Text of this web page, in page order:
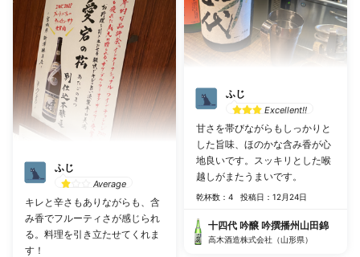
ふじ
Average
キレと辛さもありながらも、含
み香でフルーティさが感じられ
る。料理を引き立たせてくれま
す！
ふじ
Excellent!!
甘さを帯びながらもしっかりと
した旨味、ほのかな含み香が心
地良いです。スッキリとした喉
越しがまたうまいです。
乾杯数：4 投稿日：12月24日
十四代 吟醸 吟撰播州山田錦
高木酒造株式会社（山形県）